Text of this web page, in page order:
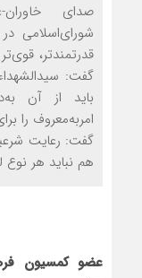
صدای
شورای‌اسلامی
قدرتمندتر،
گفت:
باید از آن
امربه‌معروف را
گفت: رعایت
هم نباید هر نوع
عضو کمسیون